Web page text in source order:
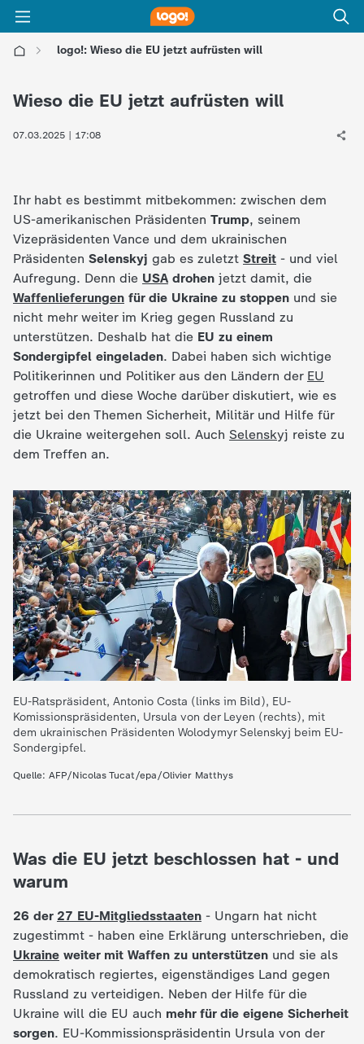
logo!: Wieso die EU jetzt aufrüsten will
o
o
d
K
n
d
e
n
c
h
e
Wieso die EU jetzt aufrüsten will
07.03.2025 | 17:08
Ihr habt es bestimmt mitbekommen: zwischen dem
US-amerikanischen Präsidenten Trump, seinem
Vizepräsidenten Vance und dem ukrainischen
Präsidenten Selenskyj gab es zuletzt Streit - und viel
Aufregung. Denn die USA drohen jetzt damit, die
Waffenlieferungen für die Ukraine zu stoppen und sie
nicht mehr weiter im Krieg gegen Russland zu
unterstützen. Deshalb hat die EU zu einem
Sondergipfel eingeladen. Dabei haben sich wichtige
Politikerinnen und Politiker aus den Ländern der EU
getroffen und diese Woche darüber diskutiert, wie es
jetzt bei den Themen Sicherheit, Militär und Hilfe für
die Ukraine weitergehen soll. Auch Selenskyj reiste zu
dem Treffen an.
EU-Ratspräsident, Antonio Costa (links im Bild), EU-
Komissionspräsidenten, Ursula von der Leyen (rechts), mit
dem ukrainischen Präsidenten Wolodymyr Selenskyj beim EU-
Sondergipfel.
Quelle: AFP/Nicolas Tucat/epa/Olivier Matthys
Was die EU jetzt beschlossen hat - und
warum
26 der 27 EU-Mitgliedsstaaten - Ungarn hat nicht
zugestimmt - haben eine Erklärung unterschrieben, die
Ukraine weiter mit Waffen zu unterstützen und sie als
demokratisch regiertes, eigenständiges Land gegen
Russland zu verteidigen. Neben der Hilfe für die
Ukraine will die EU auch mehr für die eigene Sicherheit
sorgen. EU-Kommissionspräsidentin Ursula von der